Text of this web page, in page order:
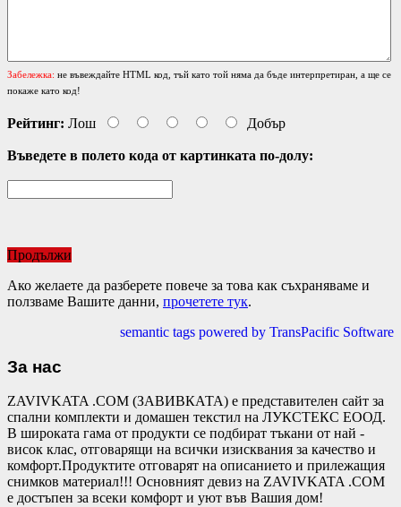
Забележка: не въвеждайте HTML код, тъй като той няма да бъде интерпретиран, а ще се
покаже като код!
Рейтинг: Лош Добър
Въведете в полето кода от картинката по-долу:
Продължи
Ако желаете да разберете повече за това как съхраняваме и
ползваме Вашите данни, прочетете тук.
semantic tags powered by TransPacific Software
За нас
ZAVIVKATA .COM (ЗАВИВКАТА) е представителен сайт за
спални комплекти и домашен текстил на ЛУКСТЕКС ЕООД.
В широката гама от продукти се подбират тъкани от най -
висок клас, отговарящи на всички изисквания за качество и
комфорт.Продуктите отговарят на описанието и прилежащия
снимков материал!!! Основният девиз на ZAVIVKATA .COM
е достъпен за всеки комфорт и уют във Вашия дом!